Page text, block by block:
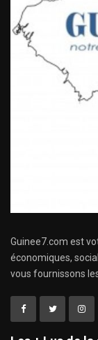
Guinee7.com est
économiques,
vous fournissons les